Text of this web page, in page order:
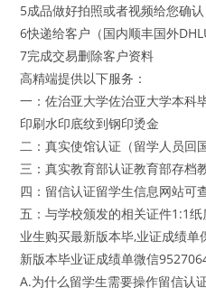
5成品做好拍照或者视频给您确认
6快递给客户（国内顺丰国外
7完成交易删除客户资料
高精端提供以下服务：
一：佐治亚大学佐治亚大学本科
印刷水印底纹到钢印烫金
二：真实使馆认证（留学人员回
三：真实教育部认证教育部存档
四：留信认证留学生信息网站可
五：与学校颁发的相关证件1:1
业生购买最新版本毕,业证成绩
新版本毕业证成绩单微信
A.为什么留学生需要操作留信认